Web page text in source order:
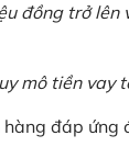
đồng trở
mô tiền vay
đáp ứng